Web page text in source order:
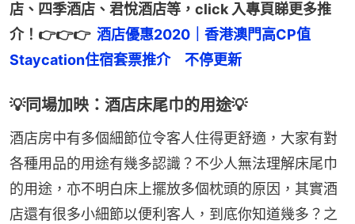
店、四季酒店、君悅酒店等，click 入專頁睇更多推
介！👉👉👉 酒店優惠2020｜香港澳門高CP值
Staycation住宿套票推介　不停更新
💡同場加映：酒店床尾巾的用途💡
酒店房中有多個細節位令客人住得更舒適，大家有對
各種用品的用途有幾多認識？不少人無法理解床尾巾
的用途，亦不明白床上擺放多個枕頭的原因，其實酒
店還有很多小細節以便利客人，到底你知道幾多？之